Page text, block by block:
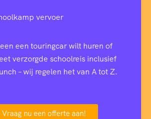
vervoer
een touringcar wilt huren of
verzorgde schoolreis inclusief
– wij regelen het van A tot Z.
Vraag nu een offerte aan!